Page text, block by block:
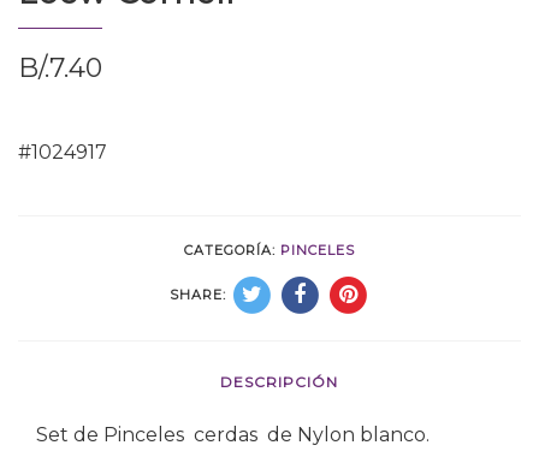
B/.7.40
#1024917
CATEGORÍA: PINCELES
SHARE:
DESCRIPCIÓN
Set de Pinceles cerdas de Nylon blanco.